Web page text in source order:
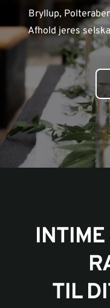
Bryllup,
Afhold jeres
TIL